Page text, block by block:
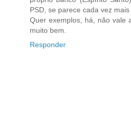
PSD, se parece cada vez mais
Quer exemplos, há, não vale
muito bem.
Responder